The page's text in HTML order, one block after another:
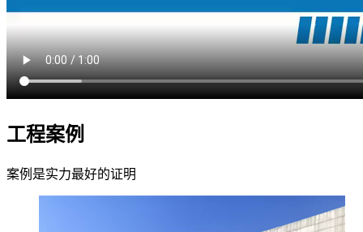
工程案例
案例是实力最好的证明